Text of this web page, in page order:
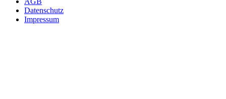
Datenschutz
Impressum